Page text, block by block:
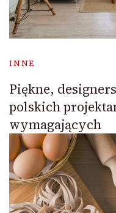
INNE
Piękne,
polskich
wymagających